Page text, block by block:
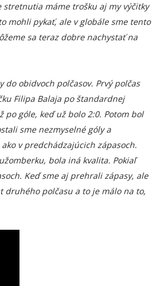
máme trošku aj my výčitky
mohli pykať, ale v globále sme tento
sa teraz dobre nachystať na
obidvoch polčasov. Prvý polčas
Filipa Balaja po štandardnej
po góle, keď už bolo 2:0. Potom bol
sme nezmyselné góly a
v predchádzajúcich zápasoch.
bola iná kvalita. Pokiaľ
Keď sme aj prehrali zápasy, ale
druhého polčasu a to je málo na to,